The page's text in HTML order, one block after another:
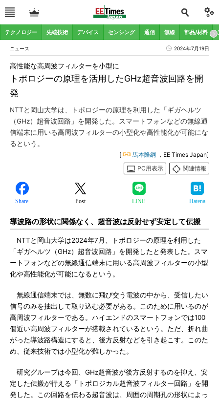
テクノロジー 先端技術 デバイス センシング 通信 無線 部品/材料
ニュース 2024年7月19日
トポロジーの原理を活用したGHz超音波回路を開
発
高性能な高周波フィルターを小型に
NTTと岡山大学は、トポロジーの原理を利用した「ギガヘルツ
（GHz）超音波回路」を開発した。スマートフォンなどの無線通
信端末に用いる高周波フィルターの小型化や高性能化が可能にな
るという。
[ 馬本隆綱 ，EE Times Japan]
PC用表示
関連情報
Share Post LINE Hatena
導波路の形状に関係なく、超音波は反射せず安定して伝搬
NTTと岡山大学は2024年7月、トポロジーの原理を利用した
「ギガヘルツ（GHz）超音波回路」を開発したと発表した。スマ
ートフォンなどの無線通信端末に用いる高周波フィルターの小型
化や高性能化が可能になるという。
無線通信端末では、無数に飛び交う電波の中から、受信したい
信号のみを抽出して取り込む必要がある。このために用いるのが
高周波フィルターである。ハイエンドのスマートフォンでは100
個近い高周波フィルターが搭載されているという。ただ、折れ曲
がった導波路構造にすると、後方反射などを引き起こす。このた
め、従来技術では小型化が難しかった。
研究グループは今回、GHz超音波が後方反射するのを抑え、安
定した伝搬が行える「トポロジカル超音波フィルター回路」を開
発した。この回路を伝わる超音波は、周囲の周期孔の形状によっ